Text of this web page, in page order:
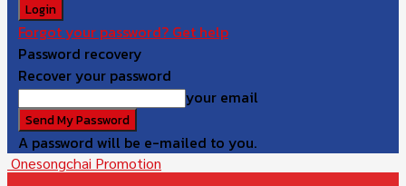
Forgot your password? Get help
Password recovery
Recover your password
your email
A password will be e-mailed to you.
Onesongchai Promotion